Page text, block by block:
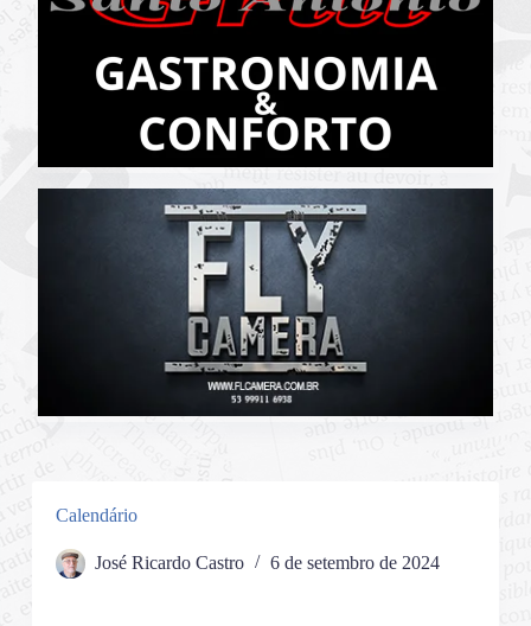
Calendário
José Ricardo Castro 6 de setembro de 2024